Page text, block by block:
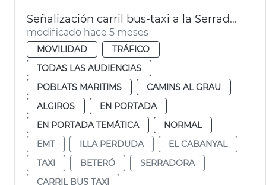
Señalización carril bus-taxi a la Serradora València
modificado hace 5 meses
MOVILIDAD
TRÁFICO
TODAS LAS AUDIENCIAS
POBLATS MARITIMS
CAMINS AL GRAU
ALGIROS
EN PORTADA
EN PORTADA TEMÁTICA
NORMAL
EMT
ILLA PERDUDA
EL CABANYAL
TAXI
BETERÓ
SERRADORA
CARRIL BUS TAXI